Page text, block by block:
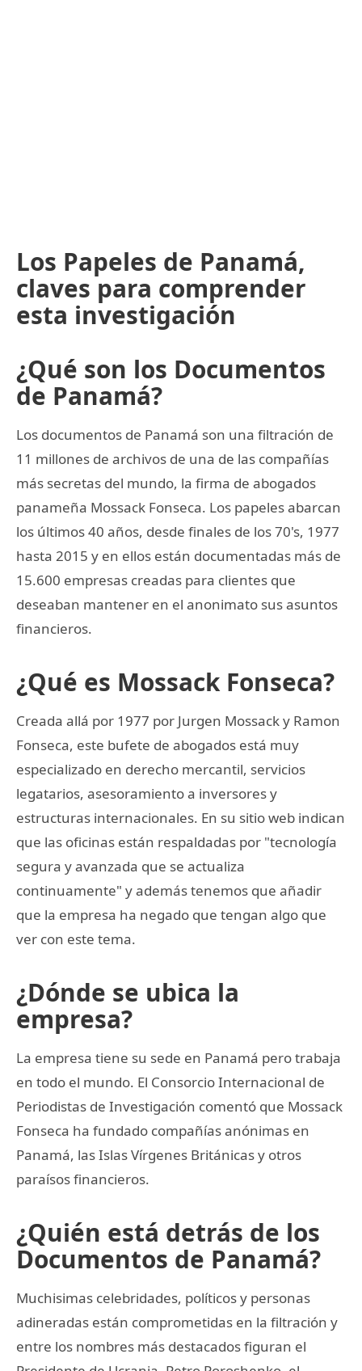
Los Papeles de Panamá,
claves para comprender
esta investigación
¿Qué son los Documentos
de Panamá?
Los documentos de Panamá son una filtración de
11 millones de archivos de una de las compañías
más secretas del mundo, la firma de abogados
panameña Mossack Fonseca. Los papeles abarcan
los últimos 40 años, desde finales de los 70's, 1977
hasta 2015 y en ellos están documentadas más de
15.600 empresas creadas para clientes que
deseaban mantener en el anonimato sus asuntos
financieros.
¿Qué es Mossack Fonseca?
Creada allá por 1977 por Jurgen Mossack y Ramon
Fonseca, este bufete de abogados está muy
especializado en derecho mercantil, servicios
legatarios, asesoramiento a inversores y
estructuras internacionales. En su sitio web indican
que las oficinas están respaldadas por "tecnología
segura y avanzada que se actualiza
continuamente" y además tenemos que añadir
que la empresa ha negado que tengan algo que
ver con este tema.
¿Dónde se ubica la
empresa?
La empresa tiene su sede en Panamá pero trabaja
en todo el mundo. El Consorcio Internacional de
Periodistas de Investigación comentó que Mossack
Fonseca ha fundado compañías anónimas en
Panamá, las Islas Vírgenes Británicas y otros
paraísos financieros.
¿Quién está detrás de los
Documentos de Panamá?
Muchisimas celebridades, políticos y personas
adineradas están comprometidas en la filtración y
entre los nombres más destacados figuran el